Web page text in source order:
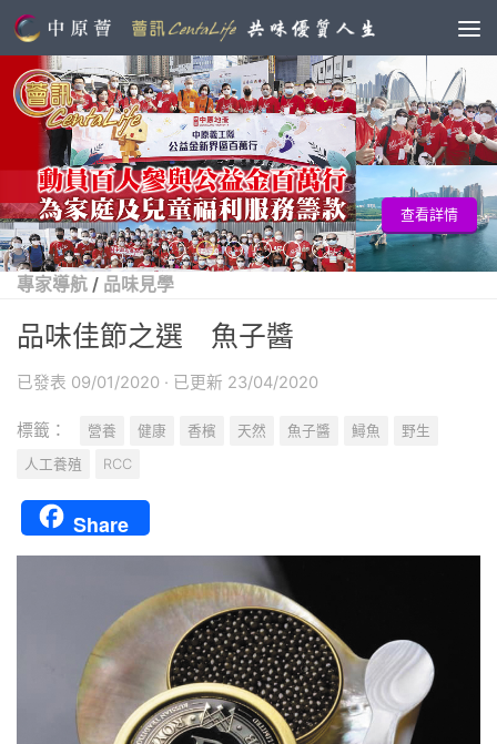
查看詳情
專家導航 / 品味見學
品味佳節之選 魚子醬
已發表 09/01/2020 · 已更新 23/04/2020
標籤： 營養 健康 香檳 天然 魚子醬 鱘魚
野生
人工養殖
RCC
Share